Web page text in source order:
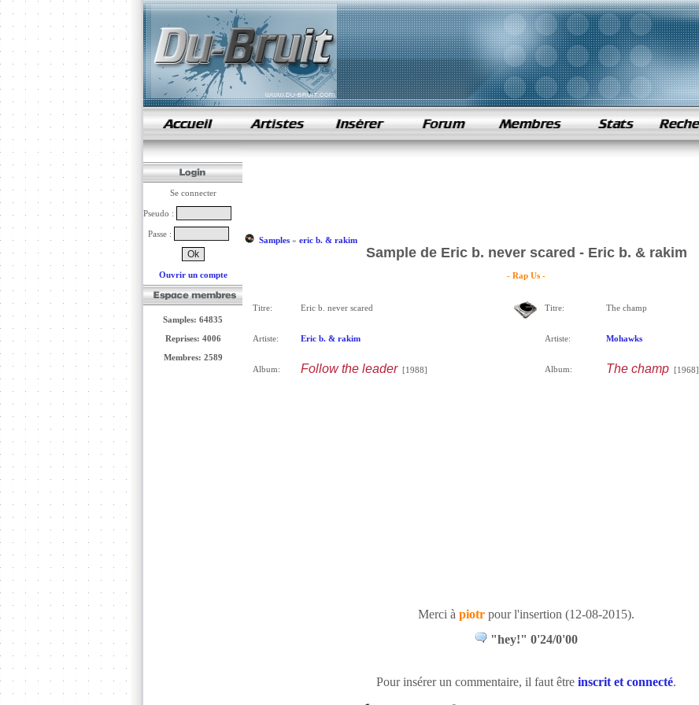
samples de rap
Se connecter
Pseudo :
Passe :
Ouvrir un compte
Samples: 64835
Reprises: 4006
Membres: 2589
Samples» eric b. & rakim
Sample de Eric b. never scared - Eric b. & rakim
- Rap Us -
Titre: Eric b. never scared
Artiste: Eric b. & rakim
Album: Follow the leader[1988]
Titre: The champ
Artiste: Mohawks
Album: The champ[1968]
Merci à piotr pour l'insertion (12-08-2015).
"hey!" 0'24/0'00
Pour insérer un commentaire, il faut être inscrit et connecté.